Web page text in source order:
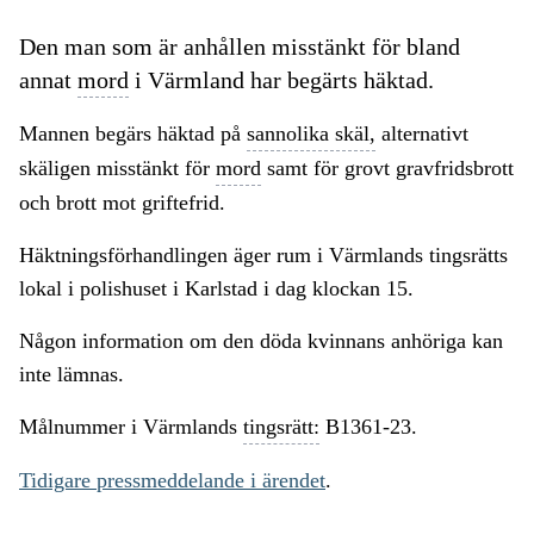
Den man som är anhållen misstänkt för bland
annat mord i Värmland har begärts häktad.
Mannen begärs häktad på sannolika skäl, alternativt
skäligen misstänkt för mord samt för grovt gravfridsbrott
och brott mot griftefrid.
Häktningsförhandlingen äger rum i Värmlands tingsrätts
lokal i polishuset i Karlstad i dag klockan 15.
Någon information om den döda kvinnans anhöriga kan
inte lämnas.
Målnummer i Värmlands tingsrätt: B1361-23.
Tidigare pressmeddelande i ärendet.